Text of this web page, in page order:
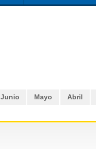
Junio Mayo Abril